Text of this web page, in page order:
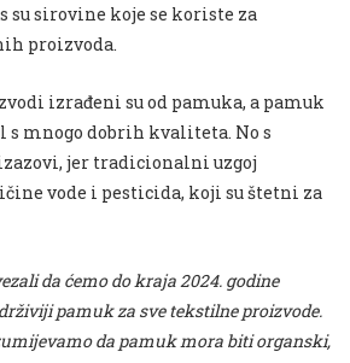
su sirovine koje se koriste za
proizvoda.
izrađeni su od pamuka, a pamuk
mnogo dobrih kvaliteta. No s
jer tradicionalni uzgoj
vode i pesticida, koji su štetni za
da ćemo do kraja 2024. godine
pamuk za sve tekstilne proizvode.
da pamuk mora biti organski,